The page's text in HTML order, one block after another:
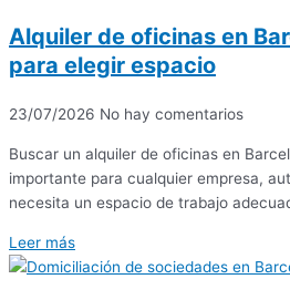
Alquiler de oficinas en
para elegir espacio
23/07/2026 No hay comentarios
Buscar un alquiler de oficinas en
importante para cualquier empresa,
necesita un espacio de trabajo
Leer más